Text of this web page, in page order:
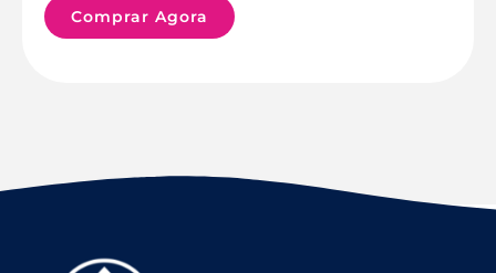
Comprar Agora